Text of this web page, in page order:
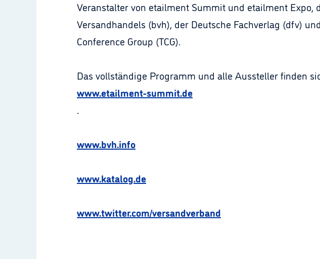
Veranstalter von etailment Summit und etailment Expo,
Versandhandels (bvh), der Deutsche Fachverlag (dfv)
Conference Group (TCG).
Das vollständige Programm und alle Aussteller finden
www.etailment-summit.de
.
www.bvh.info
www.katalog.de
www.twitter.com/versandverband